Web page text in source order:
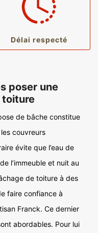
Délai respecté
poser une
toiture
de bâche constitue
couvreurs
évite que l’eau de
l’immeuble et nuit au
de toiture à des
faire confiance à
Franck. Ce dernier
abordables. Pour lui